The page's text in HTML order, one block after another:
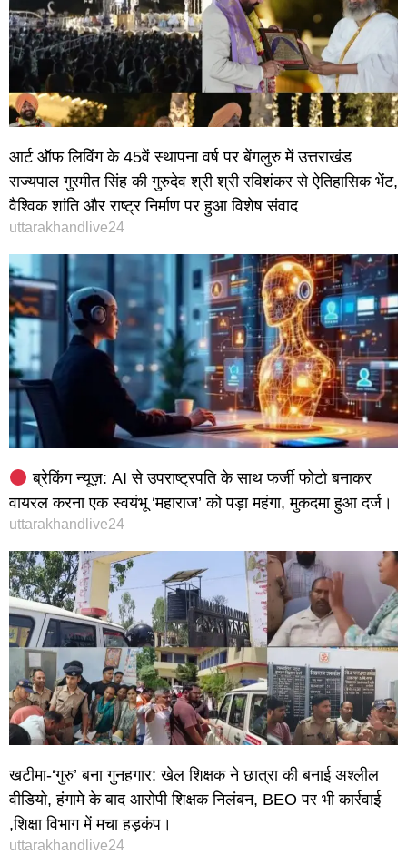
आर्ट ऑफ लिविंग के 45वें स्थापना वर्ष पर बेंगलुरु में उत्तराखंड
राज्यपाल गुरमीत सिंह की गुरुदेव श्री श्री रविशंकर से ऐतिहासिक भेंट,
वैश्विक शांति और राष्ट्र निर्माण पर हुआ विशेष संवाद
uttarakhandlive24
ब्रेकिंग न्यूज़: AI से उपराष्ट्रपति के साथ फर्जी फोटो बनाकर
वायरल करना एक स्वयंभू ‘महाराज’ को पड़ा महंगा, मुकदमा हुआ दर्ज।
uttarakhandlive24
खटीमा-‘गुरु’ बना गुनहगार: खेल शिक्षक ने छात्रा की बनाई अश्लील
वीडियो, हंगामे के बाद आरोपी शिक्षक निलंबन, BEO पर भी कार्रवाई
,शिक्षा विभाग में मचा हड़कंप।
uttarakhandlive24